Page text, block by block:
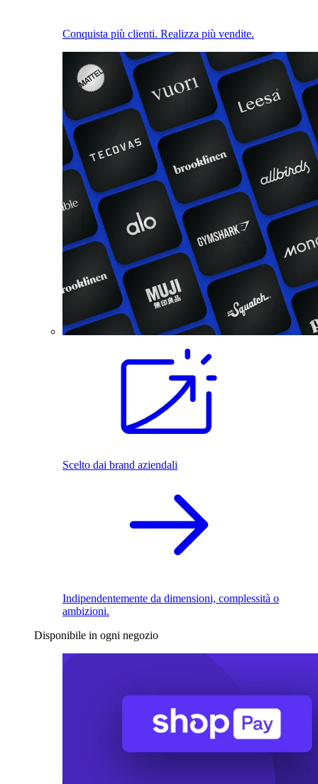
Conquista più clienti. Realizza più vendite.
Scelto dai brand aziendali
Indipendentemente da dimensioni, complessità o
ambizioni.
Disponibile in ogni negozio